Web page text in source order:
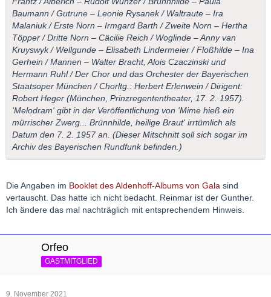
Baumann / Gutrune – Leonie Rysanek / Waltraute – Ira
Malaniuk / Erste Norn – Irmgard Barth / Zweite Norn – Hertha
Töpper / Dritte Norn – Cäcilie Reich / Woglinde – Anny van
Kruyswyk / Wellgunde – Elisabeth Lindermeier / Floßhilde – Ina
Gerhein / Mannen – Walter Bracht, Alois Czaczinski und
Hermann Ruhl / Der Chor und das Orchester der Bayerischen
Staatsoper München / Chorltg.: Herbert Erlenwein / Dirigent:
Robert Heger (München, Prinzregententheater, 17. 2. 1957).
'Melodram' gibt in der Veröffentlichung von 'Mime hieß ein
mürrischer Zwerg... Brünnhilde, heilige Braut' irrtümlich als
Datum den 7. 2. 1957 an. (Dieser Mitschnitt soll sich sogar im
Archiv des Bayerischen Rundfunk befinden.)
Die Angaben im Booklet des Aldenhoff-Albums von Gala sind
vertauscht. Das hatte ich nicht bedacht. Reinmar ist der Gunther.
Ich ändere das mal nachträglich mit entsprechendem Hinweis.
Orfeo
GASTMITGLIED
9. November 2021